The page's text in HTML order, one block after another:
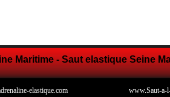
Maritime - Saut elastique Seine
elastique.com www.Saut-a-